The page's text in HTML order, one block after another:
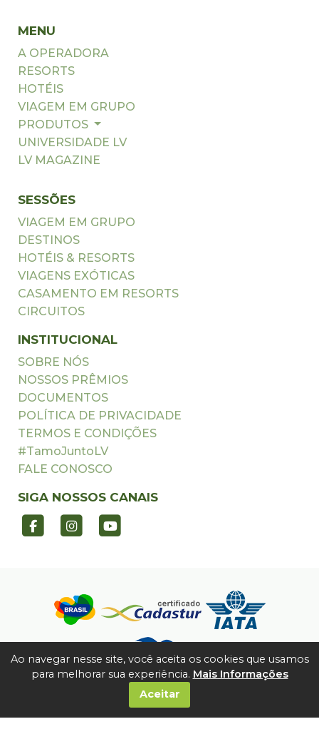
MENU
A OPERADORA
RESORTS
HOTÉIS
VIAGEM EM GRUPO
PRODUTOS
UNIVERSIDADE LV
LV MAGAZINE
SESSÕES
VIAGEM EM GRUPO
DESTINOS
HOTÉIS & RESORTS
VIAGENS EXÓTICAS
CASAMENTO EM RESORTS
CIRCUITOS
INSTITUCIONAL
SOBRE NÓS
NOSSOS PRÊMIOS
DOCUMENTOS
POLÍTICA DE PRIVACIDADE
TERMOS E CONDIÇÕES
#TamoJuntoLV
FALE CONOSCO
SIGA NOSSOS CANAIS
©2026 TODOS OS DIREITOS RESERVADOS. | L. V.
Ao navegar nesse site, você aceita os cookies que usamos
para melhorar sua experiência. Mais Informações
Aceitar